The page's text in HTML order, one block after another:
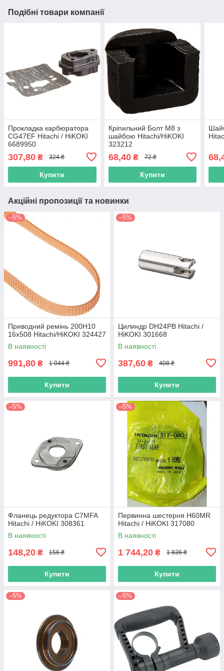
Подібні товари компанії
Прокладка карбюратора
CG47EF Hitachi / HiKOKI
6689950
307,80 ₴ 324 ₴
Купити
Кріпильний Болт М8 з
шайбою Hitachi/HiKOKI
323212
68,40₴ 72 ₴
Купити
Акційні пропозиції та новинки
–5%
Приводний ремінь 200Н10
16х508 Hitachi/HiKOKI 324427
В наявності
991,80 ₴ 1 044 ₴
Купити
–5%
Цилиндр DH24PB Hitachi /
HiKOKI 301668
В наявності
387,60 ₴ 408 ₴
Купити
–5%
Фланець редуктора C7MFA
Hitachi / HiKOKI 308361
В наявності
148,20 ₴ 156 ₴
Купити
–5%
Первинна шестерня H60MR
Hitachi / HiKOKI 317080
В наявності
1 744,20 ₴ 1 836 ₴
Купити
–5% –5%